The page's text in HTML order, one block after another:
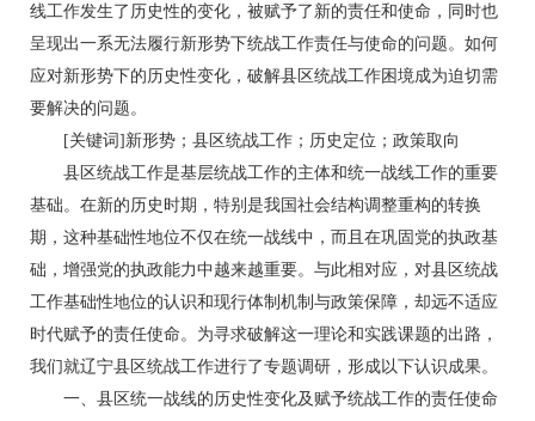
线工作发生了历史性的变化，被赋予了新的责任和使命，同时也
呈现出一系无法履行新形势下统战工作责任与使命的问题。如何
应对新形势下的历史性变化，破解县区统战工作困境成为迫切需
要解决的问题。
[关键词]新形势；县区统战工作；历史定位；政策取向
县区统战工作是基层统战工作的主体和统一战线工作的重要
基础。在新的历史时期，特别是我国社会结构调整重构的转换
期，这种基础性地位不仅在统一战线中，而且在巩固党的执政基
础，增强党的执政能力中越来越重要。与此相对应，对县区统战
工作基础性地位的认识和现行体制机制与政策保障，却远不适应
时代赋予的责任使命。为寻求破解这一理论和实践课题的出路，
我们就辽宁县区统战工作进行了专题调研，形成以下认识成果。
一、县区统一战线的历史性变化及赋予统战工作的责任使命